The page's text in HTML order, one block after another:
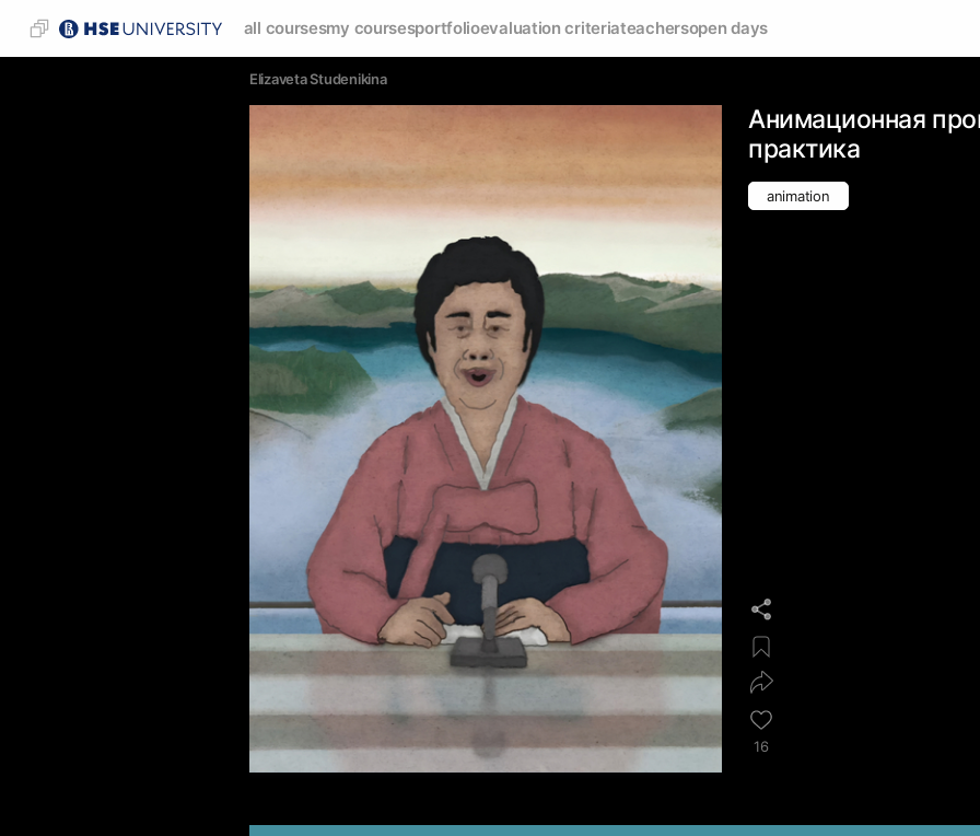
all coursesmy coursesportfolioevaluation criteriateachersopen days
Elizaveta Studenikina
Анимационная
практика
animation
16